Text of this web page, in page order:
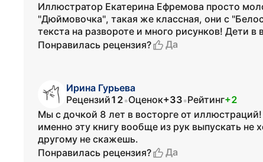
Иллюстратор Екатерина Ефремова просто
"Дюймовочка", такая же классная, они с
текста на развороте и много рисунков! Дети в
Понравилась рецензия?
Да
Ирина Гурьева
Рецензий12•Оценок+33•Рейтинг+2
Мы с дочкой 8 лет в восторге от
именно эту книгу вообще из рук выпускать
другому не скажешь.
Понравилась рецензия?
Да